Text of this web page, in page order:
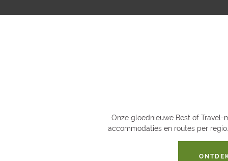
Onze gloednieuwe Best of
accommodaties en routes per